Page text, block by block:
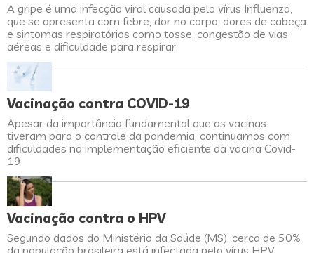
A gripe é uma infecção viral causada pelo vírus Influenza,
que se apresenta com febre, dor no corpo, dores de cabeça
e sintomas respiratórios como tosse, congestão de vias
aéreas e dificuldade para respirar.
Vacinação contra COVID-19
Apesar da importância fundamental que as vacinas
tiveram para o controle da pandemia, continuamos com
dificuldades na implementação eficiente da vacina Covid-
19
Vacinação contra o HPV
Segundo dados do Ministério da Saúde (MS), cerca de 50%
da população brasileira está infectada pelo vírus HPV.